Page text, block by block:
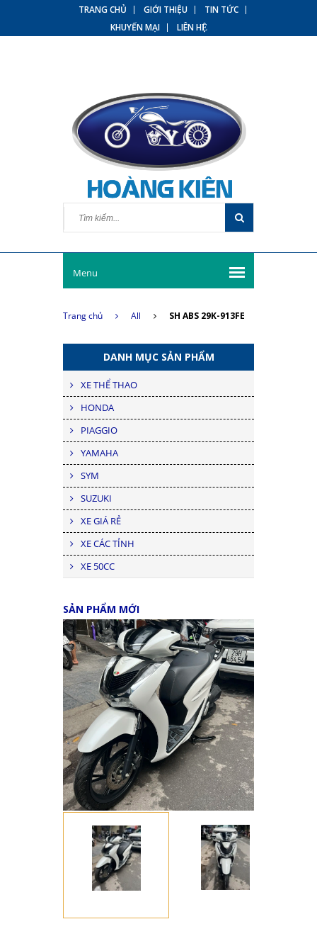
TRANG CHỦ GIỚI THIỆU
TIN TỨC
KHUYẾN MẠI
LIÊN HỆ
Menu
Trang chủ All SH ABS 29K-913FE
DANH MỤC SẢN PHẨM
XE THỂ THAO
HONDA
PIAGGIO
YAMAHA
SYM
SUZUKI
XE GIÁ RẺ
XE CÁC TỈNH
XE 50CC
SẢN PHẨM MỚI